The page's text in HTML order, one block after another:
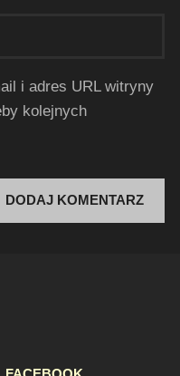
i adres URL witryny
kolejnych